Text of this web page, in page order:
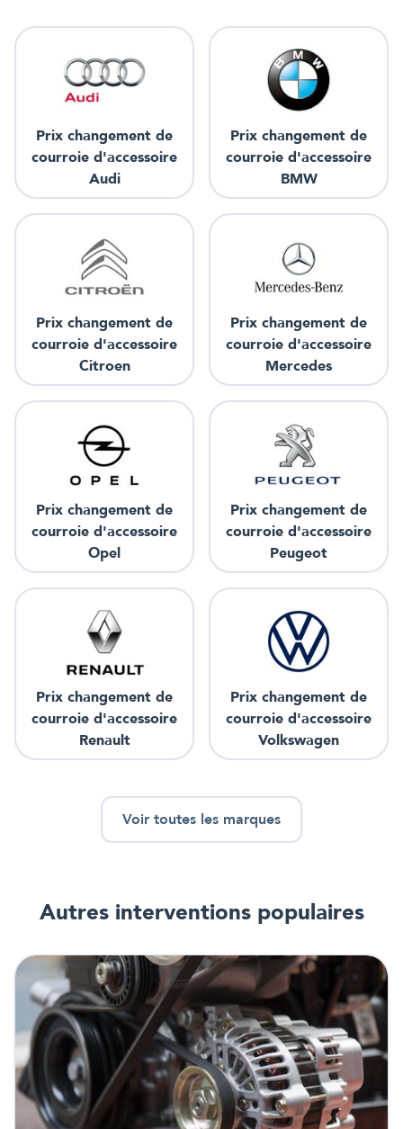
Prix changement de
courroie d'accessoire
Audi
Prix changement de
courroie d'accessoire
BMW
Prix changement de
courroie d'accessoire
Citroen
Prix changement de
courroie d'accessoire
Mercedes
Prix changement de
courroie d'accessoire
Opel
Prix changement de
courroie d'accessoire
Peugeot
Prix changement de
courroie d'accessoire
Renault
Prix changement de
courroie d'accessoire
Volkswagen
Voir toutes les marques
Autres interventions populaires